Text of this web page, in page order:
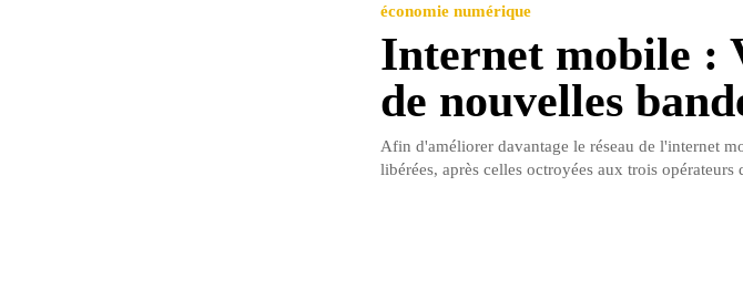
économie numérique
Internet mobile :
de nouvelles
Afin d'améliorer davantage le réseau de l'internet
libérées, après celles octroyées aux trois